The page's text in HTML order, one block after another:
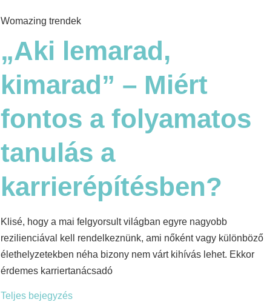
Womazing trendek
„Aki lemarad,
kimarad” – Miért
fontos a folyamatos
tanulás a
karrierépítésben?
Klisé, hogy a mai felgyorsult világban egyre nagyobb
rezilienciával kell rendelkeznünk, ami nőként vagy különböző
élethelyzetekben néha bizony nem várt kihívás lehet. Ekkor
érdemes karriertanácsadó
Teljes bejegyzés